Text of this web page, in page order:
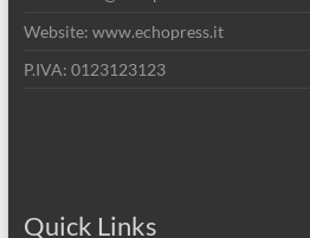
Website: www.echopress.it
P.IVA: 0123123123
Quick Links